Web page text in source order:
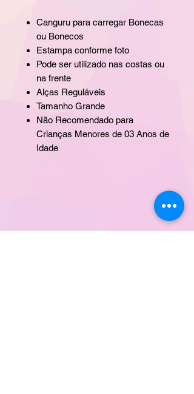
Canguru para carregar Bonecas
ou Bonecos
Estampa conforme foto
Pode ser utilizado nas costas ou
na frente
Alças Reguláveis
Tamanho Grande
Não Recomendado para
Crianças Menores de 03 Anos de
Idade